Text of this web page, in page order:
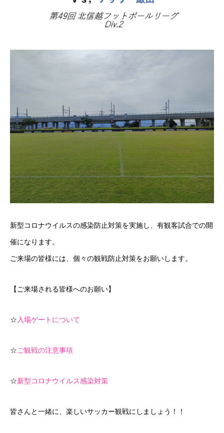
新型コロナウイルスの感染防止対策を実施し、有観客試合での開
催になります。
ご来場の皆様には、個々の観戦防止対策をお願いします。
【ご来場される皆様へのお願い】
☆ 入場ゲートについて
☆ご観戦の注意事項
☆新型コロナウイルス感染対策
皆さんと一緒に、楽しいサッカー観戦にしましょう！！